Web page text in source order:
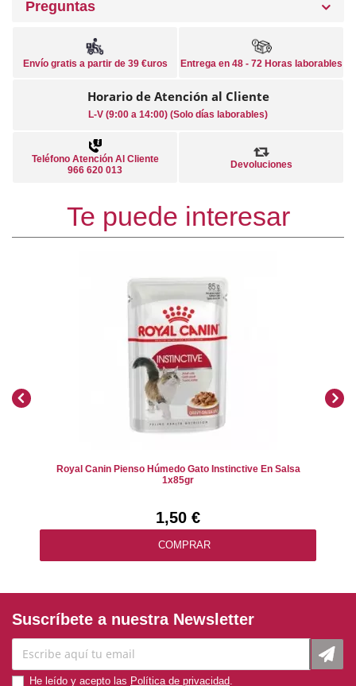
Preguntas
Envío gratis a partir de 39 €uros Entrega en 48 - 72 Horas laborables
Horario de Atención al Cliente
L-V (9:00 a 14:00) (Solo días laborables)
Teléfono Atención Al Cliente
966 620 013
Devoluciones
Te puede interesar
Royal Canin Pienso Húmedo Gato Instinctive En Salsa
1x85gr
1,50 €
COMPRAR
Suscríbete a nuestra Newsletter
He leído y acepto las Política de privacidad